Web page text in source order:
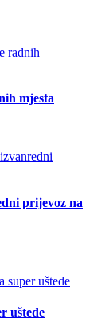
mjesta
prijevoz na
uštede